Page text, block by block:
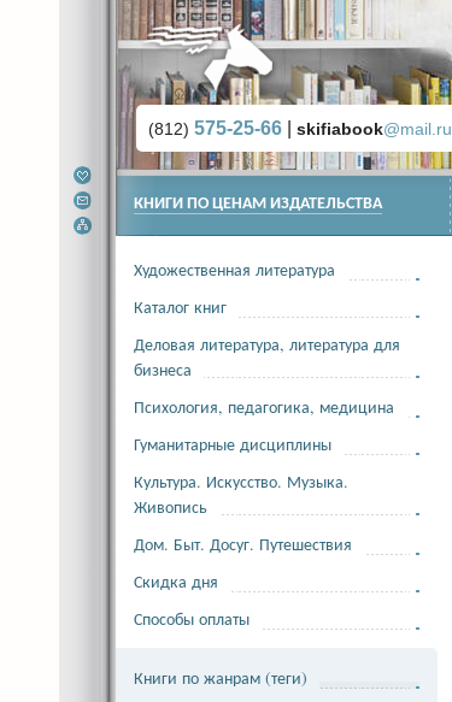
(812) 575-25-66 skifiabook@mail.ru
КНИГИ ПО ЦЕНАМ ИЗДАТЕЛЬСТВА
Художественная литература
Каталог книг
Деловая литература, литература для
бизнеса
Психология, педагогика, медицина
Гуманитарные дисциплины
Культура. Искусство. Музыка.
Живопись
Дом. Быт. Досуг. Путешествия
Скидка дня
Способы оплаты
Книги по жанрам (теги)